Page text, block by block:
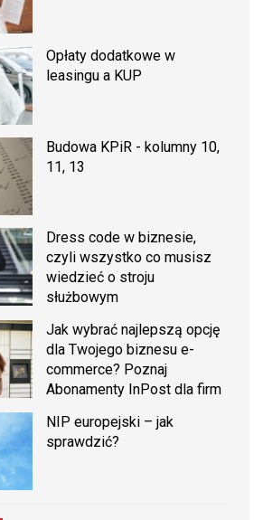
Opłaty dodatkowe w
leasingu a KUP
Budowa KPiR - kolumny 10,
11, 13
Dress code w biznesie,
czyli wszystko co musisz
wiedzieć o stroju
służbowym
Jak wybrać najlepszą opcję
dla Twojego biznesu e-
commerce? Poznaj
Abonamenty InPost dla firm
NIP europejski – jak
sprawdzić?